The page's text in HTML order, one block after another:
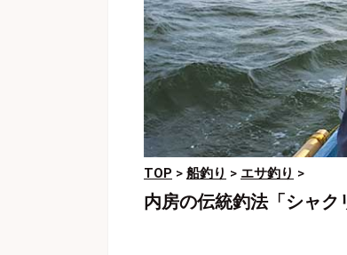
TOP > 船釣り > エサ釣り >
内房の伝統釣法「シャ